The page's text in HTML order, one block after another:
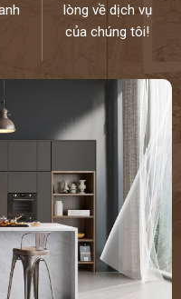
lòng về dịch vụ
của chúng tôi!